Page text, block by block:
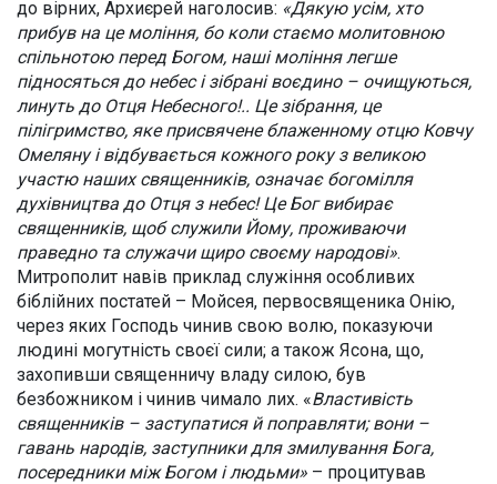
до вірних, Архиєрей наголосив: «Дякую усім, хто
прибув на це моління, бо коли стаємо молитовною
спільнотою перед Богом, наші моління легше
підносяться до небес і зібрані воєдино – очищуються,
линуть до Отця Небесного!.. Це зібрання, це
пілігримство, яке присвячене блаженному отцю Ковчу
Омеляну і відбувається кожного року з великою
участю наших священників, означає богомілля
духівництва до Отця з небес! Це Бог вибирає
священників, щоб служили Йому, проживаючи
праведно та служачи щиро своєму народові».
Митрополит навів приклад служіння особливих
біблійних постатей – Мойсея, первосвященика Онію,
через яких Господь чинив свою волю, показуючи
людині могутність своєї сили; а також Ясона, що,
захопивши священничу владу силою, був
безбожником і чинив чимало лих. «Властивість
священників – заступатися й поправляти; вони –
гавань народів, заступники для змилування Бога,
посередники між Богом і людьми» – процитував